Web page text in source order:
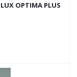
OPTIMA PLUS